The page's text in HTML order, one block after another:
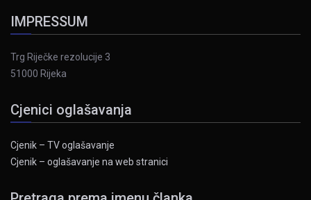
IMPRESSUM
Trg Riječke rezolucije 3
51000 Rijeka
Cjenici oglašavanja
Cjenik – TV oglašavanje
Cjenik – oglašavanje na web stranici